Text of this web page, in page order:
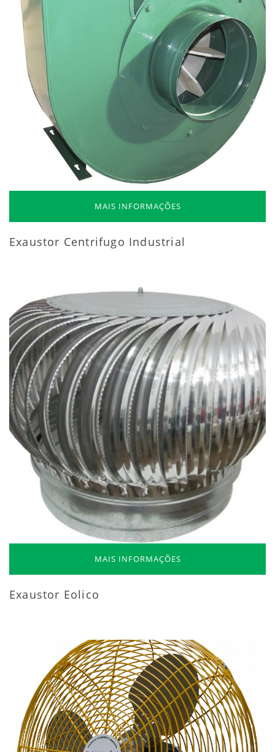
MAIS INFORMAÇÕES
Exaustor Centrifugo Industrial
MAIS INFORMAÇÕES
Exaustor Eolico